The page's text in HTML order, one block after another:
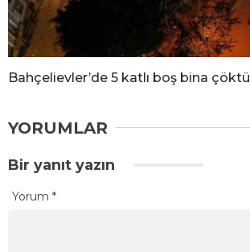
Bahçelievler’de 5 katlı boş bina çöktü
YORUMLAR
Bir yanıt yazın
Yorum *